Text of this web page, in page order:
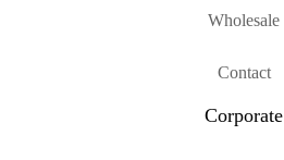
Wholesale
Contact
Corporate